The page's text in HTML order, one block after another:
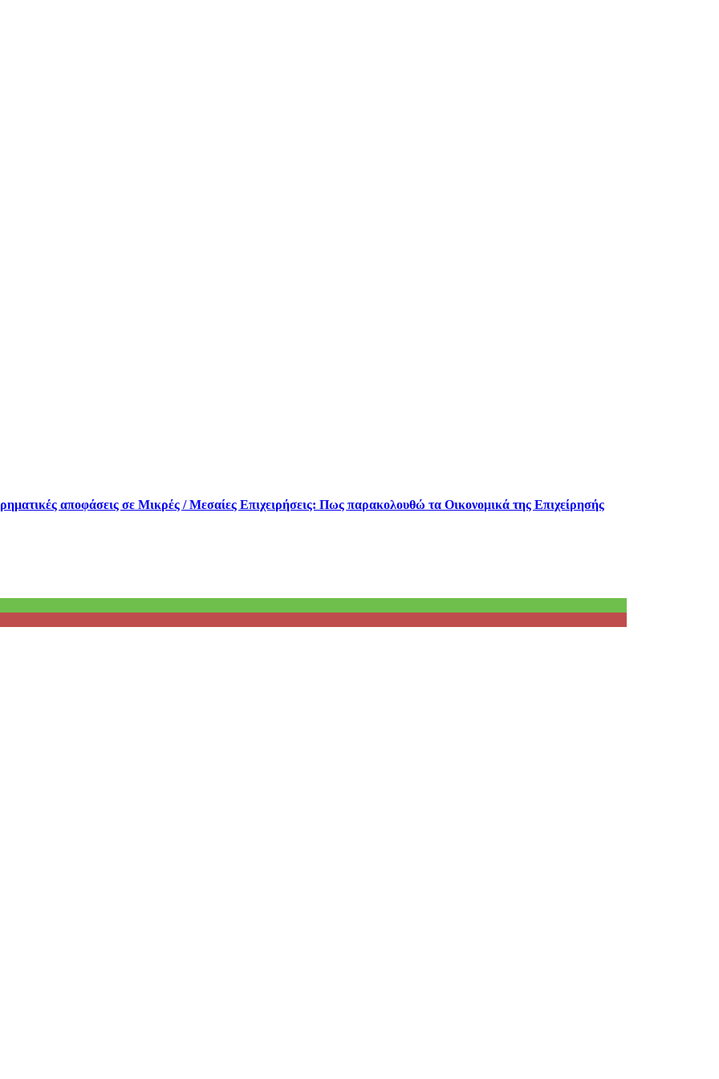
αποφάσεις σε Μικρές / Μεσαίες Επιχειρήσεις: Πως παρακολουθώ τα Οικονομικά της Επιχείρησής